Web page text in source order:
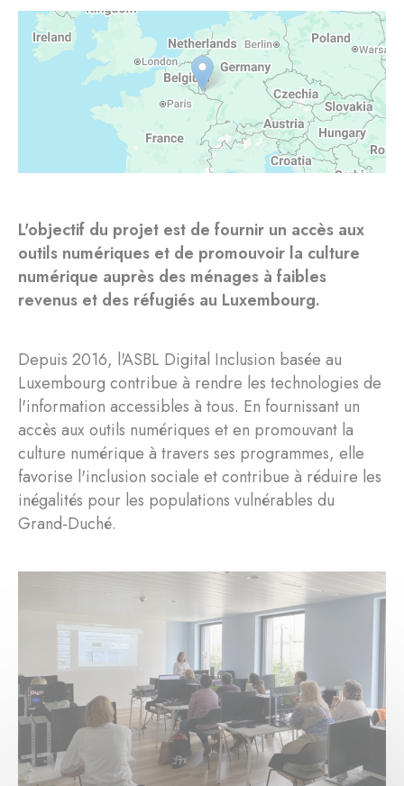
L'objectif du projet est de fournir un accès aux
outils numériques et de promouvoir la culture
numérique auprès des ménages à faibles
revenus et des réfugiés au Luxembourg.
Depuis 2016, l'ASBL Digital Inclusion basée au
Luxembourg contribue à rendre les technologies de
l'information accessibles à tous. En fournissant un
accès aux outils numériques et en promouvant la
culture numérique à travers ses programmes, elle
favorise l'inclusion sociale et contribue à réduire les
inégalités pour les populations vulnérables du
Grand-Duché.